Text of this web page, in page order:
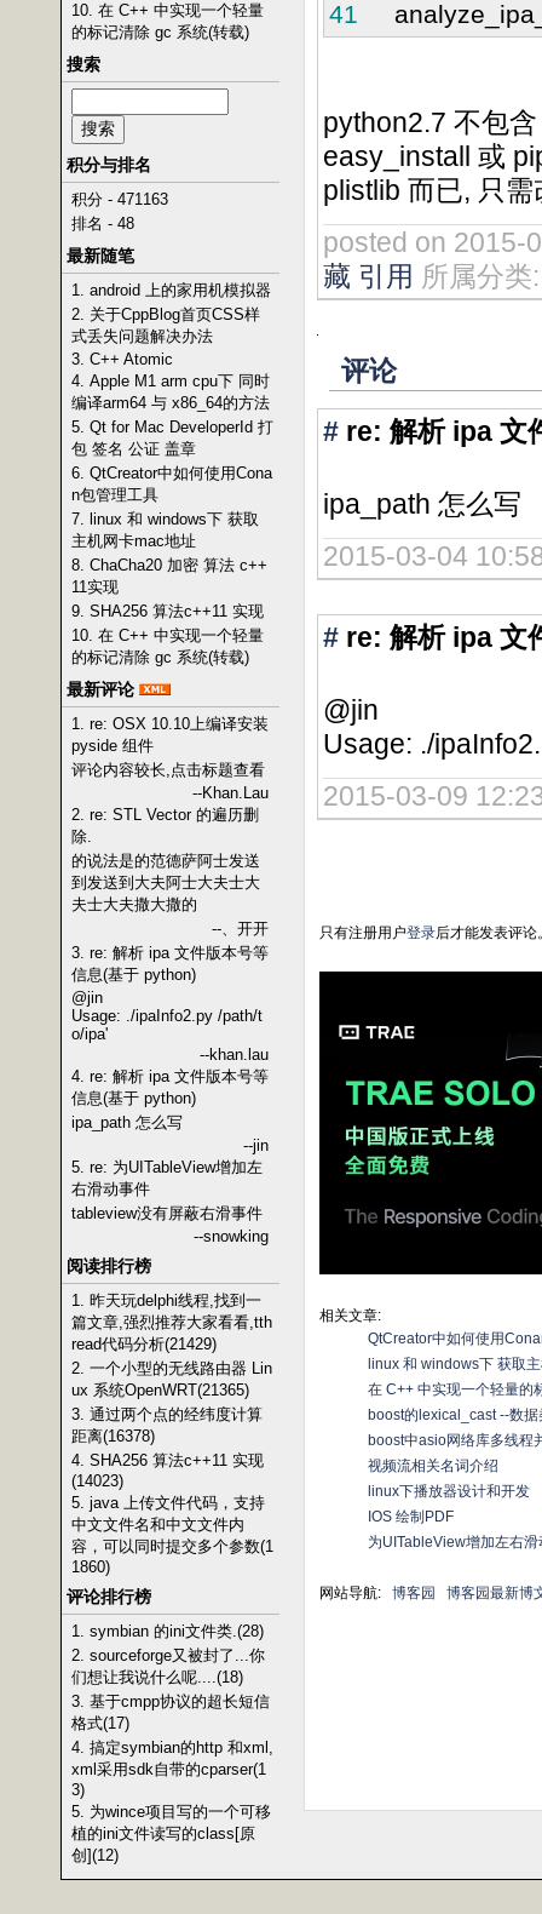
10. 在 C++ 中实现一个轻量
的标记清除 gc 系统(转载)
搜索
积分与排名
积分 - 471163
排名 - 48
最新随笔
1. android 上的家用机模拟器
2. 关于CppBlog首页CSS样
式丢失问题解决办法
3. C++ Atomic
4. Apple M1 arm cpu下 同时
编译arm64 与 x86_64的方法
5. Qt for Mac DeveloperId 打
包 签名 公证 盖章
6. QtCreator中如何使用Cona
n包管理工具
7. linux 和 windows下 获取
主机网卡mac地址
8. ChaCha20 加密 算法 c++
11实现
9. SHA256 算法c++11 实现
10. 在 C++ 中实现一个轻量
的标记清除 gc 系统(转载)
最新评论
1. re: OSX 10.10上编译安装
pyside 组件
评论内容较长,点击标题查看
--Khan.Lau
2. re: STL Vector 的遍历删
除.
的说法是的范德萨阿士发送
到发送到大夫阿士大夫士大
夫士大夫撒大撒的
--、开开
3. re: 解析 ipa 文件版本号等
信息(基于 python)
@jin
Usage: ./ipaInfo2.py /path/t
o/ipa'
--khan.lau
4. re: 解析 ipa 文件版本号等
信息(基于 python)
ipa_path 怎么写
--jin
5. re: 为UITableView增加左
右滑动事件
tableview没有屏蔽右滑事件
--snowking
阅读排行榜
1. 昨天玩delphi线程,找到一
篇文章,强烈推荐大家看看,tth
read代码分析(21429)
2. 一个小型的无线路由器 Lin
ux 系统OpenWRT(21365)
3. 通过两个点的经纬度计算
距离(16378)
4. SHA256 算法c++11 实现
(14023)
5. java 上传文件代码，支持
中文文件名和中文文件内
容，可以同时提交多个参数(1
1860)
评论排行榜
1. symbian 的ini文件类.(28)
2. sourceforge又被封了...你
们想让我说什么呢....(18)
3. 基于cmpp协议的超长短信
格式(17)
4. 搞定symbian的http 和xml,
xml采用sdk自带的cparser(1
3)
5. 为wince项目写的一个可移
植的ini文件读写的class[原
创](12)
41
python2.7 不包
easy_install 或
plistlib 而已, 只
posted on 2015-
藏 引用 所属分
评论
# re: 解析 ipa
ipa_path 怎么写
2015-03-04
# re: 解析 ipa 文
@jin
Usage: ./
2015-03-09
只有注册用户登录后才能发表评论
相关文章:
QtCreator中如何使用
linux 和 windows下 获取
在 C++ 中实现一个轻量的
boost的lexical_cast --数据
boost中asio网络库多线程
视频流相关名词介绍
linux下播放器设计和开发
IOS 绘制PDF
为UITableView增加左右滑
网站导航: 博客园 博客园最新博